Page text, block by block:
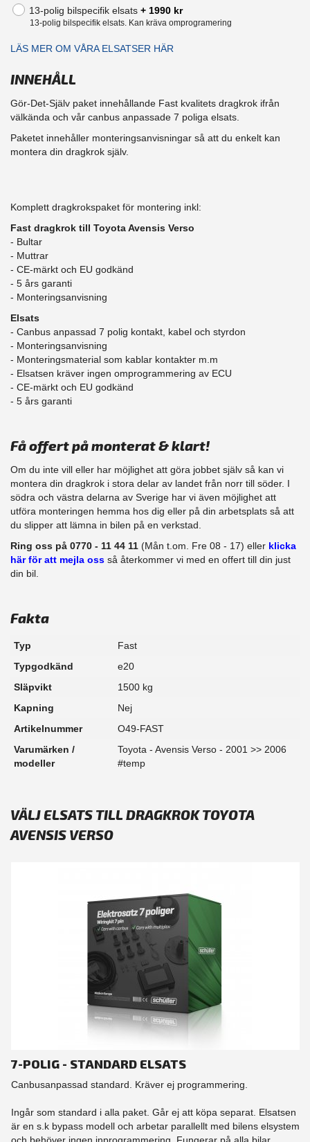
13-polig bilspecifik elsats + 1990 kr
13-polig bilspecifik elsats. Kan kräva omprogramering
LÄS MER OM VÅRA ELSATSER HÄR
INNEHÅLL
Gör-Det-Själv paket innehållande Fast kvalitets dragkrok ifrån
välkända och vår canbus anpassade 7 poliga elsats.
Paketet innehåller monteringsanvisningar så att du enkelt kan
montera din dragkrok själv.
Komplett dragkrokspaket för montering inkl:
Fast dragkrok till Toyota Avensis Verso
- Bultar
- Muttrar
- CE-märkt och EU godkänd
​- 5 års garanti
- Monteringsanvisning
Elsats
- Canbus anpassad 7 polig kontakt, kabel och styrdon
- Monteringsanvisning
- Monteringsmaterial som kablar kontakter m.m
- Elsatsen kräver ingen omprogrammering av ECU
- CE-märkt och EU godkänd
​- 5 års garanti
Få offert på monterat & klart!
Om du inte vill eller har möjlighet att göra jobbet själv så kan vi
montera din dragkrok i stora delar av landet från norr till söder. I
södra och västra delarna av Sverige har vi även möjlighet att
​utföra monteringen hemma hos dig eller på din arbetsplats så att
du slipper att lämna in bilen på en verkstad.
Ring oss på 0770 - 11 44 11 (Mån t.om. Fre 08 - 17) eller klicka
här för att mejla oss så återkommer vi med en offert till din just
din bil.
Fakta
Typ
Fast
Typgodkänd
e20
Släpvikt
1500 kg
Kapning
Nej
Artikelnummer
O49-FAST
Varumärken /
modeller
Toyota - Avensis Verso - 2001 >> 2006
#temp
VÄLJ ELSATS TILL DRAGKROK TOYOTA
AVENSIS VERSO
7-POLIG - STANDARD ELSATS
Canbusanpassad standard. Kräver ej programmering.
Ingår som standard i alla paket. Går ej att köpa separat. Elsatsen
är en s.k bypass modell och arbetar parallellt med bilens elsystem